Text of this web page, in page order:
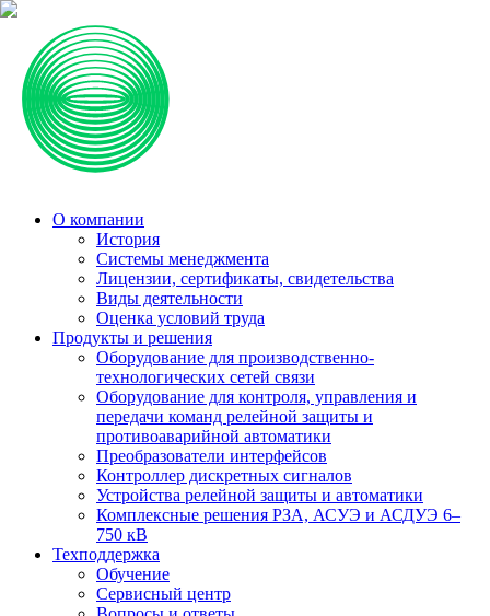
О компании
История
Системы менеджмента
Лицензии, сертификаты, свидетельства
Виды деятельности
Оценка условий труда
Продукты и решения
Оборудование для производственно-
технологических сетей связи
Оборудование для контроля, управления и
передачи команд релейной защиты и
противоаварийной автоматики
Преобразователи интерфейсов
Контроллер дискретных сигналов
Устройства релейной защиты и автоматики
Комплексные решения РЗА, АСУЭ и АСДУЭ 6–
750 кВ
Техподдержка
Обучение
Сервисный центр